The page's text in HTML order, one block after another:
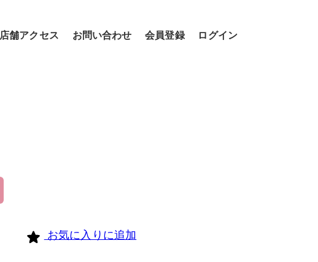
店舗アクセス お問い合わせ 会員登録 ログイン
お気に入りに追加